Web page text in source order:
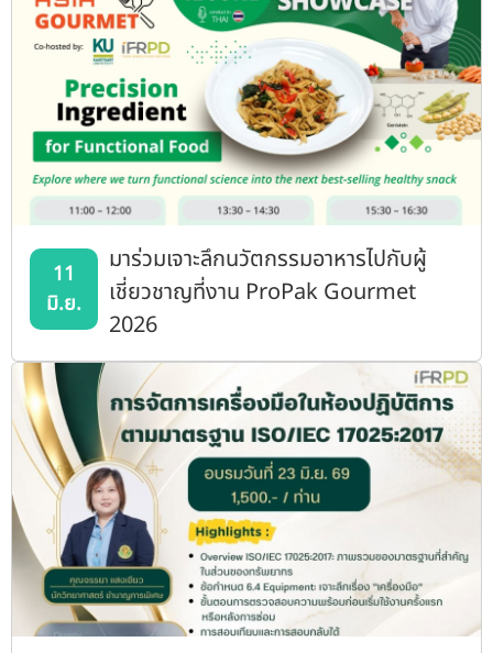
สายตรงผู้บริหาร
11
มิ.ย.
มาร่วมเจาะลึกนวัตกรรมอาหารไปกับผู้
เชี่ยวชาญที่งาน ProPak Gourmet
2026